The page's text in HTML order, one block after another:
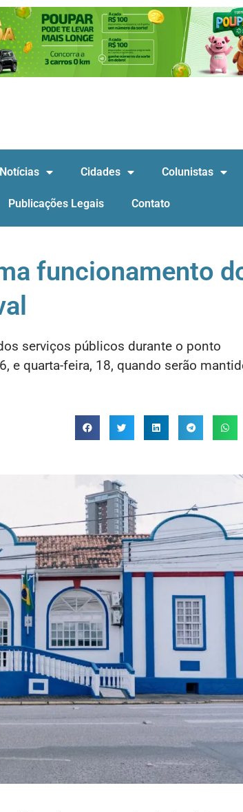
Notícias Cidades Colunistas
Publicações Legais Contato
funcionamento
serviços públicos durante o ponto
e quarta-feira, 18, quando serão